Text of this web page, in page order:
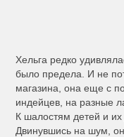
Хельга редко
было предела. И не
магазина, она еще с
индейцев, на разные
К шалостям детей и их
Двинувшись на шум,